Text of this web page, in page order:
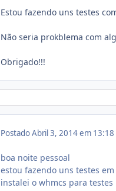
Estou fazendo uns testes
Não seria prokblema com
Obrigado!!!
PostadoAbril 3, 2014 em 13:18
boa noite pessoal
estou fazendo uns testes
instalei o whmcs para